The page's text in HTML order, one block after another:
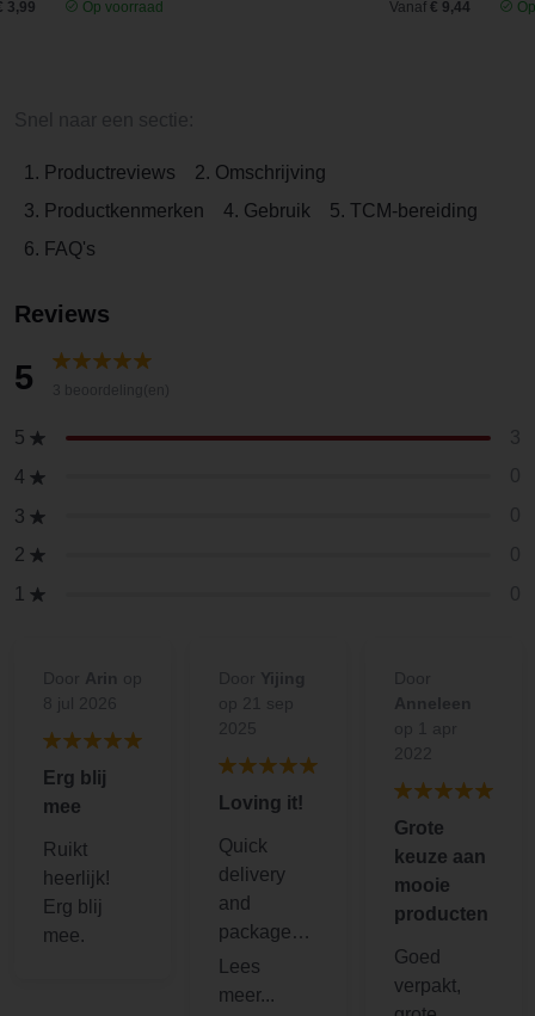
3,99
Op voorraad
Vanaf € 9,44
1. Productreviews
2. Omschrijving
3. Productkenmerken
4. Gebruik
5. TCM-bereiding
6. FAQ's
Reviews
5
5
4
3
2
1
Erg blij
mee
Ruikt
heerlijk!
Erg blij
mee.
Loving it!
Quick
delivery
and
package
with care. I
am also
Grote
keuze aan
mooie
producten
Goed
verpakt,